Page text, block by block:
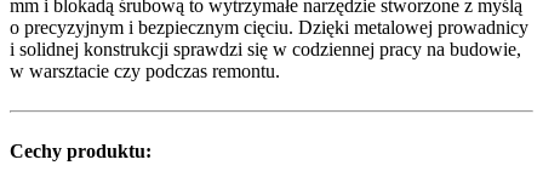
mm i blokadą śrubową to wytrzymałe narzędzie stworzone z myślą
o precyzyjnym i bezpiecznym cięciu. Dzięki metalowej prowadnicy
i solidnej konstrukcji sprawdzi się w codziennej pracy na budowie,
w warsztacie czy podczas remontu.
Cechy produktu: